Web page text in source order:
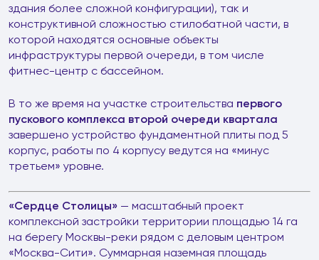
здания более сложной конфигурации), так и
конструктивной сложностью стилобатной части, в
которой находятся основные объекты
инфраструктуры первой очереди, в том числе
фитнес-центр с бассейном.
В то же время на участке строительства первого
пускового комплекса второй очереди квартала
завершено устройство фундаментной плиты под 5
корпус, работы по 4 корпусу ведутся на «минус
третьем» уровне.
«Сердце Столицы» — масштабный проект
комплексной застройки территории площадью 14 га
на берегу Москвы-реки рядом с деловым центром
«Москва-Сити». Суммарная наземная площадь